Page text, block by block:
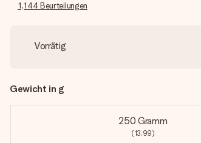
1,144 Beurteilungen
Vorrätig
Gewicht in g
250 Gramm
(13,99)